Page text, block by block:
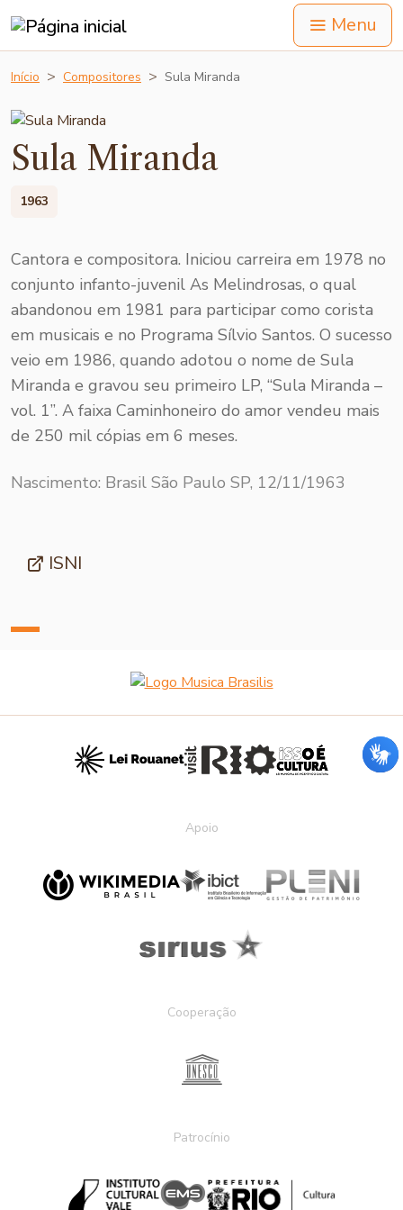
Menu
Início Compositores Sula Miranda
Sula Miranda
1963
Cantora e compositora. Iniciou carreira em 1978 no
conjunto infanto-juvenil As Melindrosas, o qual
abandonou em 1981 para participar como corista
em musicais e no Programa Sílvio Santos. O sucesso
veio em 1986, quando adotou o nome de Sula
Miranda e gravou seu primeiro LP, “Sula Miranda –
vol. 1”. A faixa Caminhoneiro do amor vendeu mais
de 250 mil cópias em 6 meses.
Nascimento: Brasil São Paulo SP, 12/11/1963
ISNI
Apoio
Cooperação
Patrocínio